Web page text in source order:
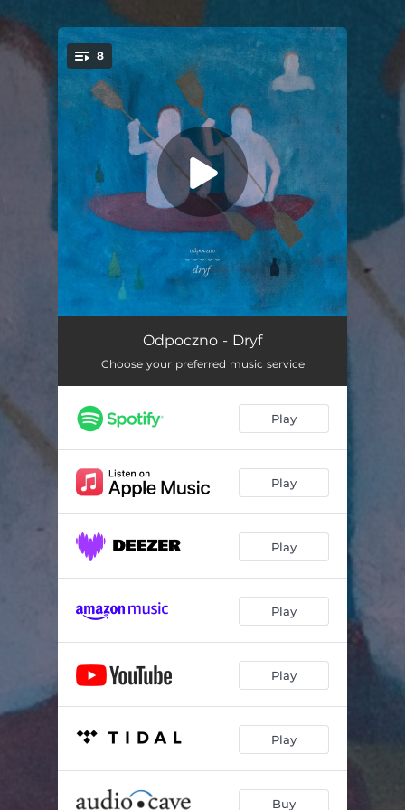
You're all set!
8
Do Kina (feat. Piotr Gwadera, Marcin Lorenc, Marek Kądziela & Joanna Szczęsnowicz) 03:40
Srebro Ryb (feat. Piotr Gwadera, Marcin Lorenc, Marek Kądziela & Joanna Szczęsnowicz) 04:55
Koper (feat. Piotr Gwadera, Marcin Lorenc, Marek Kądziela & Joanna Szczęsnowicz) 04:47
W Lecie (feat. Piotr Gwadera, Marcin Lorenc, Marek Kądziela & Joanna Szczęsnowicz) 05:23
Kukułka (feat. Piotr Gwadera, Marcin Lorenc, Marek Kądziela & Joanna Szczęsnowicz) 02:40
Odpoczno - Dryf
Choose your preferred music service
Play
Play
Play
Play
Play
Play
Buy